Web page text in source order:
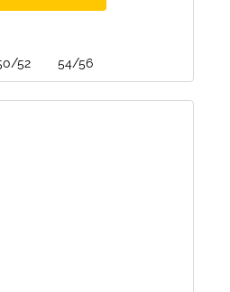
52 54/56